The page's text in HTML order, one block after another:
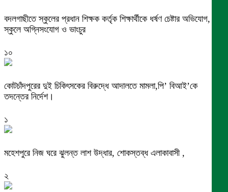
বদলগাছীতে স্কুলের প্রধান শিক্ষক কর্তৃক শিক্ষার্থীকে ধর্ষণ চেষ্টার অভিযোগ,
স্কুলে অগ্নিসংযোগ ও ভাংচুর
১০
কোটচাঁদপুরের দুই চিকিৎসকের বিরুদ্ধে আদালতে মামলা,পি’ বিআই’কে
তদন্তের নির্দেশ।
১
মহেশপুরে নিজ ঘরে ঝুলন্ত লাশ উদ্ধার, শোকস্তব্ধ এলাকাবাসী ,
২